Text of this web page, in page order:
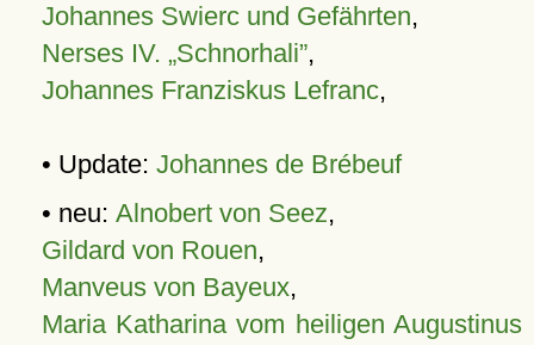
Johannes Swierc und Gefährten,
Nerses IV. „Schnorhali”,
Johannes Franziskus Lefranc,
• Update: Johannes de Brébeuf
• neu: Alnobert von Seez,
Gildard von Rouen,
Manveus von Bayeux,
Maria Katharina vom heiligen Augustinus